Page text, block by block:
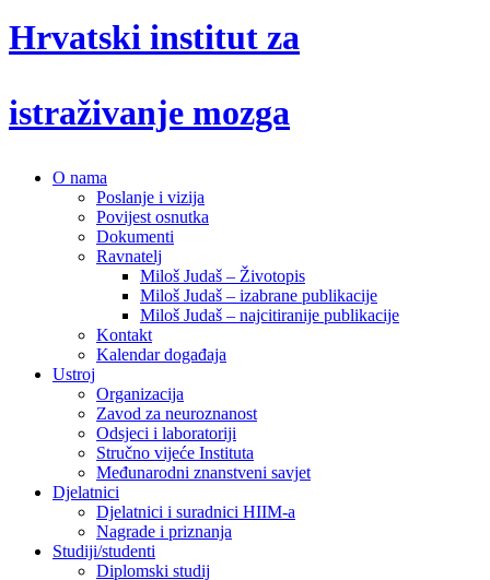
Hrvatski institut za
istraživanje mozga
O nama
Poslanje i vizija
Povijest osnutka
Dokumenti
Ravnatelj
Miloš Judaš – Životopis
Miloš Judaš – izabrane publikacije
Miloš Judaš – najcitiranije publikacije
Kontakt
Kalendar događaja
Ustroj
Organizacija
Zavod za neuroznanost
Odsjeci i laboratoriji
Stručno vijeće Instituta
Međunarodni znanstveni savjet
Djelatnici
Djelatnici i suradnici HIIM-a
Nagrade i priznanja
Studiji/studenti
Diplomski studij